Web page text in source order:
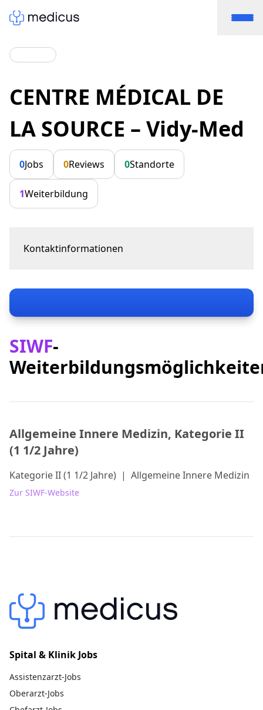
CENTRE MÉDICAL DE
LA SOURCE – Vidy-Med
0Jobs 0Reviews 0Standorte
1Weiterbildung
Kontaktinformationen
1004 Lausanne
+41 21 641 25 25
SIWF-
Allgemeine Innere Medizin, Kategorie II
(1 1/2 Jahre)
Kategorie II (1 1/2 Jahre) | Allgemeine Innere Medizin
Zur SIWF-Website
Spital & Klinik Jobs
Assistenzarzt-Jobs
Oberarzt-Jobs